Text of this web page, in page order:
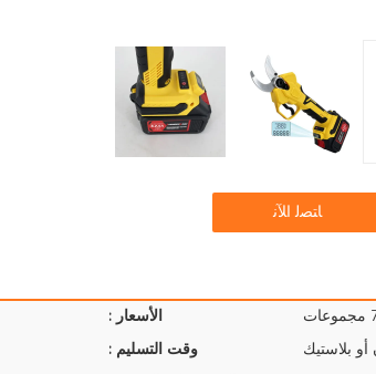
ﺎﺘﺼﻟ ﺍﻶﻧ
الأسعار :
أو بلاستيك وقت التسليم :